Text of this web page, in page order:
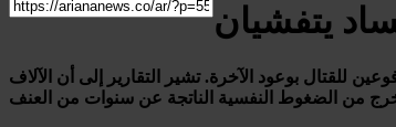
يتفشيان
للقتال بوعود الآخرة. تشير التقارير إلى أن الآلاف